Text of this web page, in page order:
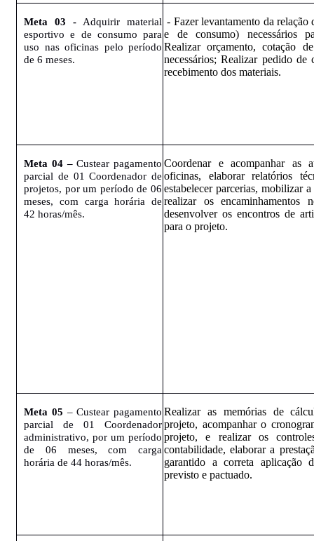
Meta 03 - Adquirir material
esportivo e de consumo para
uso nas oficinas pelo período
de 6 meses.
- Fazer levantamento da relação
e de consumo) necessários
Realizar orçamento, cotação
necessários; Realizar pedido de
recebimento dos materiais.
Meta 04 –Custear pagamento
parcial de 01 Coordenador de
projetos, por um período de 06
meses, com carga horária de
42 horas/mês.
Coordenar e acompanhar as
oficinas, elaborar relatórios
estabelecer parcerias, mobilizar
realizar os encaminhamentos
desenvolver os encontros de
para o projeto.
Meta 05 – Custear pagamento
parcial de 01 Coordenador
administrativo, por um período
de 06 meses, com carga
horária de 44 horas/mês.
Realizar as memórias de
projeto, acompanhar o
projeto, e realizar os
contabilidade, elaborar a
garantido a correta aplicação
previsto e pactuado.